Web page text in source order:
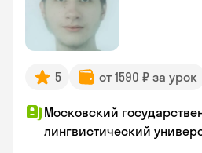
5 от 1590 ₽ за урок
Московский
лингвистический